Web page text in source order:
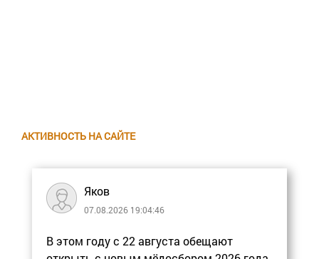
АКТИВНОСТЬ НА САЙТЕ
Яков
07.08.2026 19:04:46
В этом году с 22 августа обещают